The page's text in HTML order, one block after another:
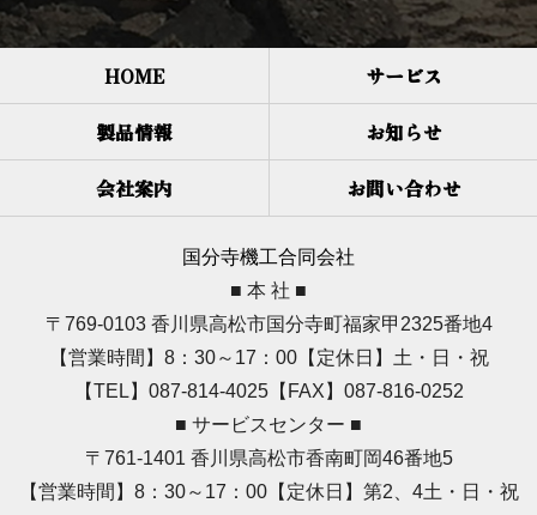
HOME
サービス
製品情報
お知らせ
会社案内
お問い合わせ
国分寺機工合同会社
■ 本 社 ■
〒769-0103 香川県高松市国分寺町福家甲2325番地4
【営業時間】8：30～17：00【定休日】土・日・祝
【TEL】087-814-4025【FAX】087-816-0252
■ サービスセンター ■
〒761-1401 香川県高松市香南町岡46番地5
【営業時間】8：30～17：00【定休日】第2、4土・日・祝